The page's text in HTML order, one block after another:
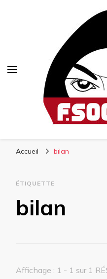
Accueil bilan
ÉTIQUETTE
bilan
Affichage : 1 - 1 sur 1